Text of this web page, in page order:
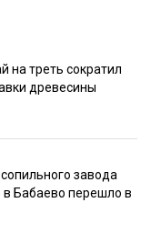
на треть сократил
древесины
завода
Бабаево перешло в